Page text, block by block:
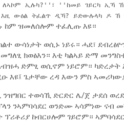
ለኣኮም ኢሉካ?''፣ ''ከመይ ገይርካ ኢኻ
እዚ ውዕል ትፈልጥ ዲኻ? ይድውሉላካ ዶ
ከም ዝመለሰሎም ተፈሊጡ እዩ።
ውሳነታት ወሲኑ ነይሩ። ሓደ፣
ክወፅእን። እቲ ካልኣይ ድማ
ድምፂ ወሲኖም ነይሮም። ካድረታት
እዩ፤ ጌታቸው ረዳ እውን ምስ
ንዝግበር ተወሳኺ ድርድር ሌ/ጀ ታደሰ
ንኣምባሳደር ወንድሙ ኣሳምነው ናብ
ፕሪቶሪያ ከብርሀሎም ገይሮም።